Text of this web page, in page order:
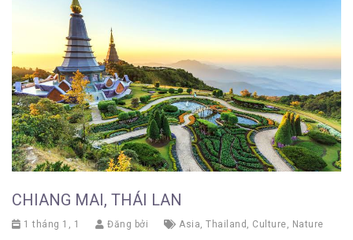
CHIANG MAI, THÁI LAN
1 tháng 1, 1 Đăng bởi Asia, Thailand , Culture, Nature